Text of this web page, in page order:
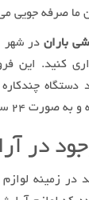
ما صرفه جویی
باران در شهر
کنید. این
دستگاه
در
در زمینه